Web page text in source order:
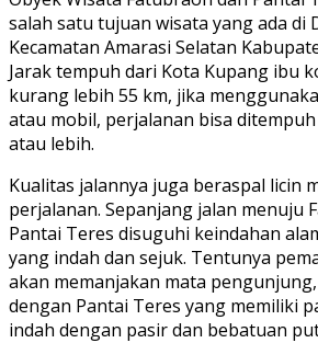
salah satu tujuan wisata yang ada di
Kecamatan Amarasi Selatan
Jarak tempuh dari Kota Kupang ibu
kurang lebih 55 km, jika
atau mobil, perjalanan bisa ditempuh
atau lebih.
Kualitas jalannya juga beraspal licin
perjalanan. Sepanjang jalan menuju
Pantai Teres disuguhi keindahan
yang indah dan sejuk. Tentunya
akan memanjakan mata
dengan Pantai Teres yang memiliki
indah dengan pasir dan bebatuan